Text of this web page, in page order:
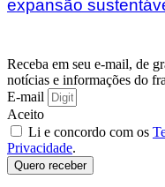
expansão
Receba em seu e-mail, de
notícias e informações do
E-mail
Aceito
Li e concordo com os
Privacidade.
Quero receber